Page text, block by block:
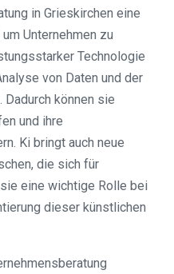
in Grieskirchen eine
Unternehmen zu
Technologie
von Daten und der
können sie
und ihre
Ki bringt auch neue
die sich für
eine wichtige Rolle bei
dieser künstlichen